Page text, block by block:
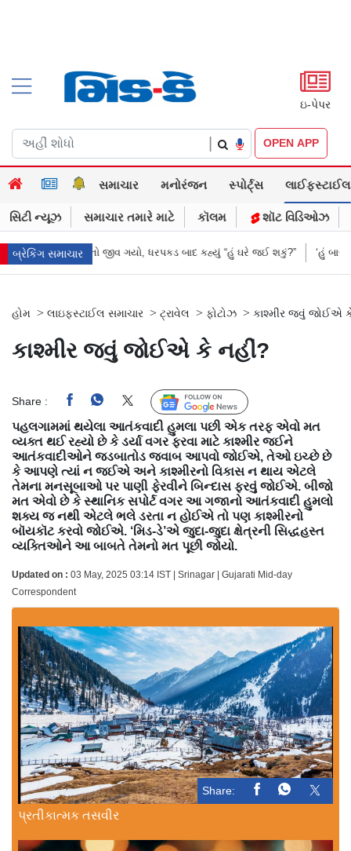
ઇ-પેપર
OPEN APP
સમાચાર મનોરંજન સ્પોર્ટ્સ લાઈફસ્ટાઈલ
સિટી ન્યૂઝ સમાચાર તમારે માટે કૉલમ શૉટ વિડિઓઝ
બ્રેકિંગ સમાચાર
ધરપકડ બાદ કહ્યું “હું ઘરે જઈ શકું?” ‘હું બાબા બાગેશ્વર નથી...’: IIT
હોમ > લાઇફસ્ટાઈલ સમાચાર > ટ્રાવેલ > ફોટોઝ > કાશ્મીર જવું જોઈએ
કાશ્મીર જવું જોઈએ કે નહીં?
Share : Follow Us
પહલગામમાં થયેલા આતંકવાદી હુમલા પછી એક તરફ એવો મત
વ્યક્ત થઈ રહ્યો છે કે ડર્યા વગર ફરવા માટે કાશ્મીર જઈને
આતંકવાદીઓને જડબાતોડ જવાબ આપવો જોઈએ, તેઓ ઇચ્છે છે
કે આપણે ત્યાં ન જઈએ અને કાશ્મીરનો વિકાસ ન થાય એટલે
તેમના મનસૂબાઓ પર પાણી ફેરવીને બિન્દાસ ફરવું જોઈએ. બીજો
મત એવો છે કે સ્થાનિક સપોર્ટ વગર આ ગજાનો આતંકવાદી હુમલો
શક્ય જ નથી એટલે ભલે ડરતા ન હોઈએ તો પણ કાશ્મીરનો
બૉયકૉટ કરવો જોઈએ. ‘મિડ-ડે’એ જુદા-જુદા ક્ષેત્રની સિદ્ધહસ્ત
વ્યક્તિઓને આ બાબતે તેમનો મત પૂછી જોયો.
Updated on : 03 May, 2025 03:14 IST | Srinagar | Gujarati Mid-day
Correspondent
Share:
પ્રતીકાત્મક તસવીર